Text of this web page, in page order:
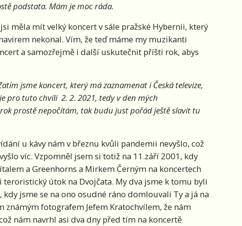
podstata. Mám je moc ráda.
měla mít velký koncert v sále pražské Hybernii, který
nekonal. Vím, že teď máme my muzikanti
a samozřejmě i další uskutečnit příští rok, abys
jsme koncert, který má zaznamenat i Česká televize,
pro tuto chvíli 2. 2. 2021, tedy v den mých
prostě nepočítám, tak budu just pořád ještě slavit tu
u kávy nám v březnu kvůli pandemii nevyšlo, což
víc. Vzpomněl jsem si totiž na 11.září 2001, kdy
a Greenhorns a Mirkem Černým na koncertech
teroristický útok na Dvojčata. My dva jsme k tomu byli
jsme se na ono osudné ráno domlouvali Ty a já na
známým fotografem Jefem Kratochvílem, že nám
nám navrhl asi dva dny před tím na koncertě